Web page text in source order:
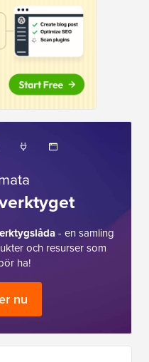
- en samling
och resurser som
ha!
nu